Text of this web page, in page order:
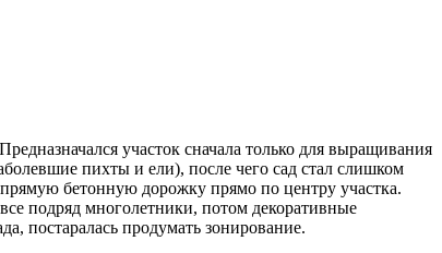
участок сначала только для выращивания
пихты и ели), после чего сад стал слишком
бетонную дорожку прямо по центру участка.
подряд многолетники, потом декоративные
постаралась продумать зонирование.